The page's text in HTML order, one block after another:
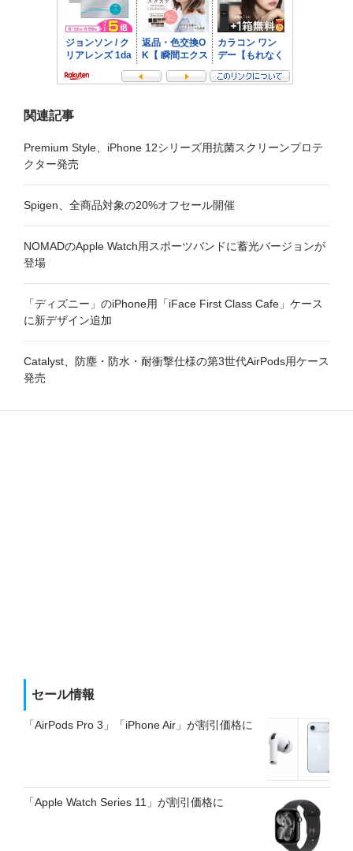
関連記事
Premium Style、iPhone 12シリーズ用抗菌スクリーンプロテ
クター発売
Spigen、全商品対象の20%オフセール開催
NOMADのApple Watch用スポーツバンドに蓄光バージョンが
登場
「ディズニー」のiPhone用「iFace First Class Cafe」ケース
に新デザイン追加
Catalyst、防塵・防水・耐衝撃仕様の第3世代AirPods用ケース
発売
セール情報
「AirPods Pro 3」「iPhone Air」が割引価格に
「Apple Watch Series 11」が割引価格に